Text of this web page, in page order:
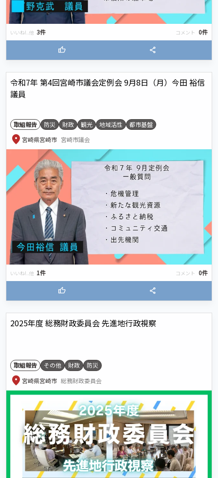
いいね!..他 3件 コメント 0件
thumb_up share
令和7年 第4回宮崎市議会定例会 9月8日（月）今田 裕信
議員
取組報告 防災 財政 観光 地域活性 都市基盤
location_on 宮崎県宮崎市 宮崎市議会
いいね!..他 1件 コメント 0件
thumb_up share
2025年度 総務財政委員会 先進地行政視察
取組報告 その他 財政 防災
location_on 宮崎県宮崎市 総務財政委員会